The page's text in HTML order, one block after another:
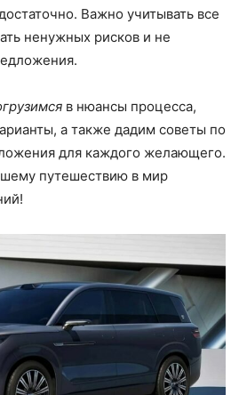
Важно учитывать все
ненужных рисков и не
в нюансы процесса,
а также дадим советы по
для каждого желающего.
путешествию в мир